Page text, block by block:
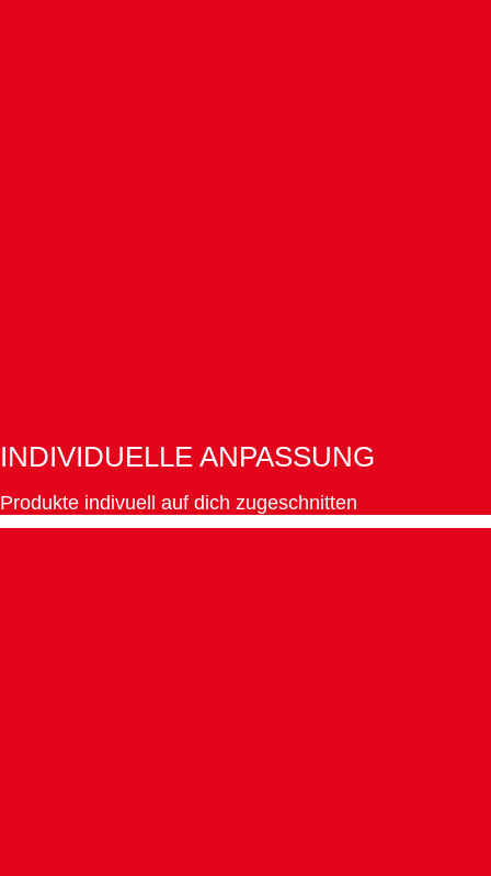
INDIVIDUELLE ANPASSUNG
Produkte indivuell auf dich zugeschnitten